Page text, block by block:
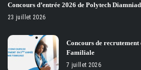
Concours d’entrée 2026 de Polytech
23 juillet 2026
Concours de recrutement
Familiale
7 juillet 2026